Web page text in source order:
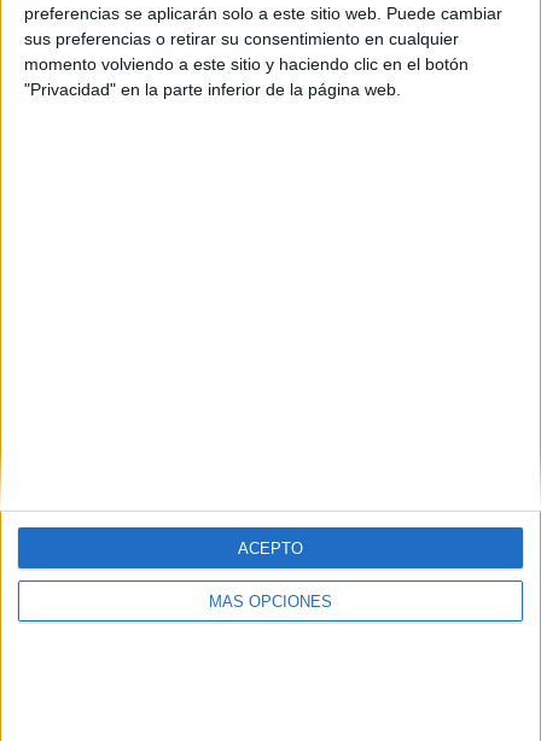
preferencias se aplicarán solo a este sitio web. Puede cambiar
sus preferencias o retirar su consentimiento en cualquier
momento volviendo a este sitio y haciendo clic en el botón
"Privacidad" en la parte inferior de la página web.
MÁS OPCIONES
ACEPTO
Buscar
SIGUE NUESTROS TABLEROS EN